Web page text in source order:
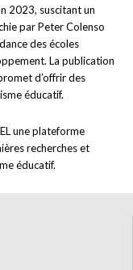
2023, suscitant un
par Peter Colenso
des écoles
La publication
d’offrir des
éducatif.
une plateforme
recherches et
éducatif.